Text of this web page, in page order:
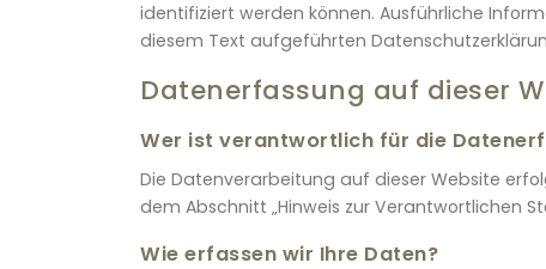
identifiziert werden können. Ausführliche
diesem Text aufgeführten
Datenerfassung auf dieser
Wer ist verantwortlich für die
Die Datenverarbeitung auf dieser Website
dem Abschnitt „Hinweis zur Verantwortlichen
Wie erfassen wir Ihre Daten?